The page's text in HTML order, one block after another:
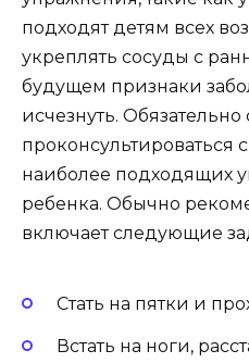
подходят детям всех
укреплять сосуды с
будущем признаки
исчезнуть. Обязательно
проконсультироваться
наиболее подходящих
ребенка. Обычно
включает следующие
Стать на пятки и
Встать на ноги,